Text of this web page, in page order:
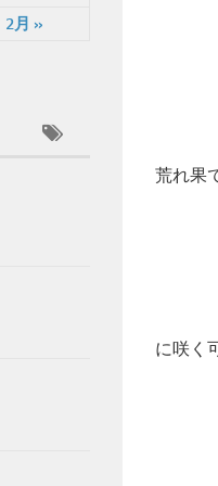
荒れ果
に咲く
2月 »